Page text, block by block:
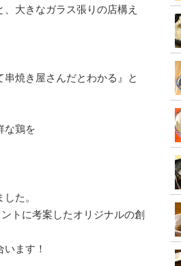
大きなガラス張りの店構え
串焼き屋さんだとわかる』と
な鶏を
た。
トに考案したオリジナルの創
ます！